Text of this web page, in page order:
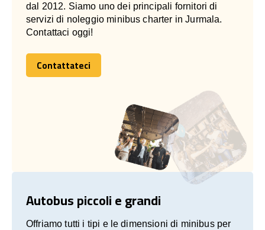
dal 2012. Siamo uno dei principali fornitori di
servizi di noleggio minibus charter in Jurmala.
Contattaci oggi!
Contattateci
Contattateci
Autobus piccoli e grandi
Offriamo tutti i tipi e le dimensioni di minibus per